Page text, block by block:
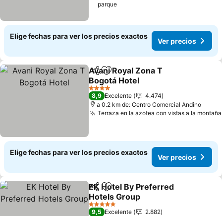
parque
Elige fechas para ver los precios exactos
Ver precios
CompartirAgregar a favoritos
Avani Royal Zona T
Bogotá Hotel
Ver precios
4 Estrellas
8,9 Excelente
4.474
a 0.2 km de: Centro Comercial Andino
Terraza en la azotea con vistas a la montaña
Elige fechas para ver los precios exactos
Ver precios
CompartirAgregar a favoritos
EK Hotel By Preferred
Hotels Group
Ver precios
5 Estrellas
9,5 Excelente
2.882